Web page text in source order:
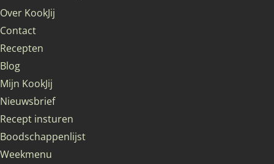
Over KookJij
Contact
Recepten
Blog
Mijn KookJij
Nieuwsbrief
Recept insturen
Boodschappenlijst
Weekmenu